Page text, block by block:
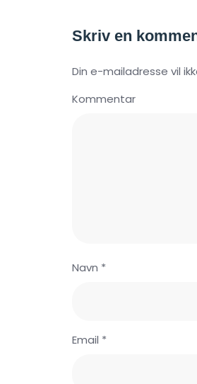
Skriv en
Din e-mailadresse vil
Kommentar
Navn *
Email *